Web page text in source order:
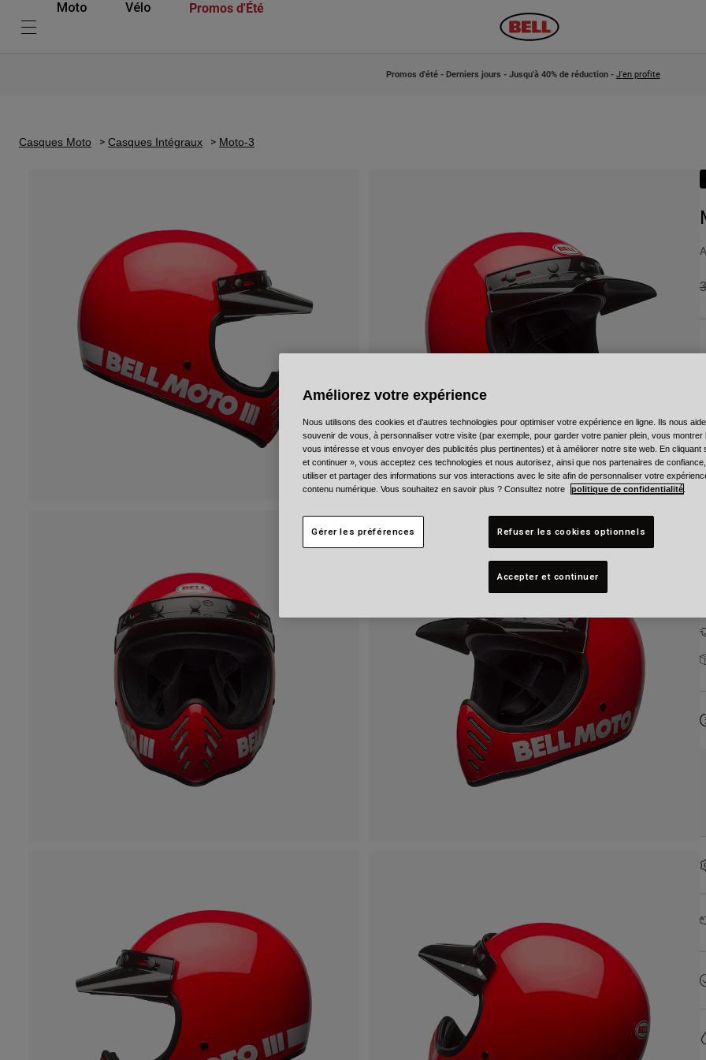
Moto Vélo Promos d'Été
Promos d'été - Derniers jours - Jusqu'à 40% de réduction - J'en profite
Casques Moto Casques Intégraux Moto-3
Améliorez votre expérience
Nous utilisons des cookies et d'autres technologies pour optimiser votre expérience en ligne. Ils nous
souvenir de vous, à personnaliser votre visite (par exemple, pour garder votre panier plein, vous montrer
vous intéresse et vous envoyer des publicités plus pertinentes) et à améliorer notre site web. En cliquant
et continuer », vous acceptez ces technologies et nous autorisez, ainsi que nos partenaires de confiance,
utiliser et partager des informations sur vos interactions avec le site afin de personnaliser votre
contenu numérique. Vous souhaitez en savoir plus ? Consultez notre
politique de confidentialité
Gérer les préférences Refuser les cookies optionnels
Accepter et continuer